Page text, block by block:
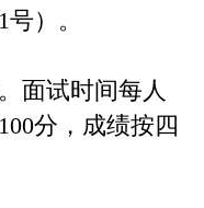
）。
试时间每人
分，成绩按四